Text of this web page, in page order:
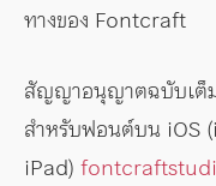
ทางของ Fontcraft
สัญญาอนุญาตฉบับเต็
สำหรับฟอนต์บน iOS
iPad)